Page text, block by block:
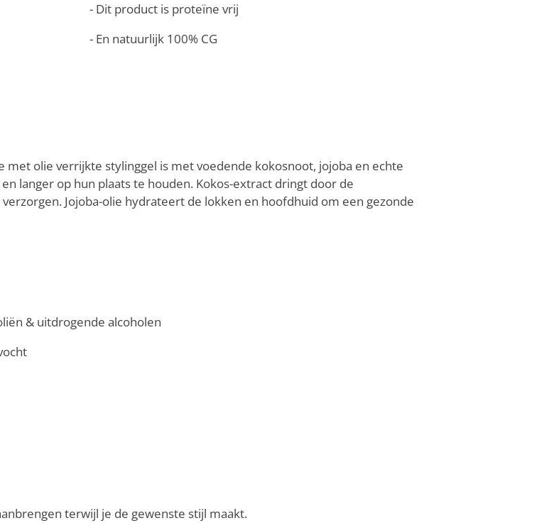
- Dit product is proteïne vrij
- En natuurlijk 100% CG
met olie verrijkte stylinggel is met voedende kokosnoot, jojoba en echte
langer op hun plaats te houden. Kokos-extract dringt door de
Jojoba-olie hydrateert de lokken en hoofdhuid om een gezonde
& uitdrogende alcoholen
terwijl je de gewenste stijl maakt.